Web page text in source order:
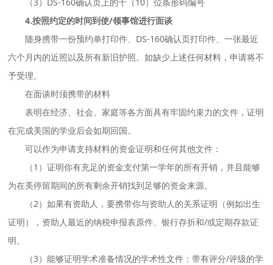
4.按照约定的时间到使/领事馆进行面谈
随身携带一份预约单打印件、DS-160确认页打印件、一张最近
六个月内的近照以及所有新旧护照。如缺少上述任何材料，申请将不
予受理。
在面谈时须携带的材料
表明在经济、社会、家庭等各方面具有牢固约束力的文件，证明
在完成美国的学业后会如期回国。
可以作为申请支持材料的资金证明和任何其他文件：
（1）证明你有充足的资金支付第一学年的所有开销，并且能够
为在美停留期间的所有剩余开销找到足够的资金来源。
（2）如果有资助人，要携带你与资助人的关系证明（例如出生
证明），资助人最近的纳税申报表原件、银行存折和/或定期存款证
明。
（3）能够证明学术准备情况的学术性文件：带有评分/评级的学